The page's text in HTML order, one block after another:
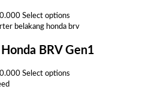
Price
range:
through
Select options
product
multiple
BRV Gen1
Price
Select options